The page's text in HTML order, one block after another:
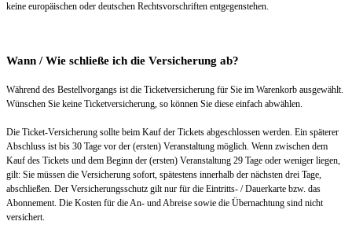
keine europäischen oder deutschen Rechtsvorschriften entgegenstehen.
Wann / Wie schließe ich die Versicherung ab?
Während des Bestellvorgangs ist die Ticketversicherung für Sie im Warenkorb ausgewählt.
Wünschen Sie keine Ticketversicherung, so können Sie diese einfach abwählen.
Die Ticket-Versicherung sollte beim Kauf der Tickets abgeschlossen werden. Ein späterer
Abschluss ist bis 30 Tage vor der (ersten) Veranstaltung möglich. Wenn zwischen dem
Kauf des Tickets und dem Beginn der (ersten) Veranstaltung 29 Tage oder weniger liegen,
gilt: Sie müssen die Versicherung sofort, spätestens innerhalb der nächsten drei Tage,
abschließen. Der Versicherungsschutz gilt nur für die Eintritts- / Dauerkarte bzw. das
Abonnement. Die Kosten für die An- und Abreise sowie die Übernachtung sind nicht
versichert.